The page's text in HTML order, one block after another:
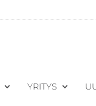
YRITYS